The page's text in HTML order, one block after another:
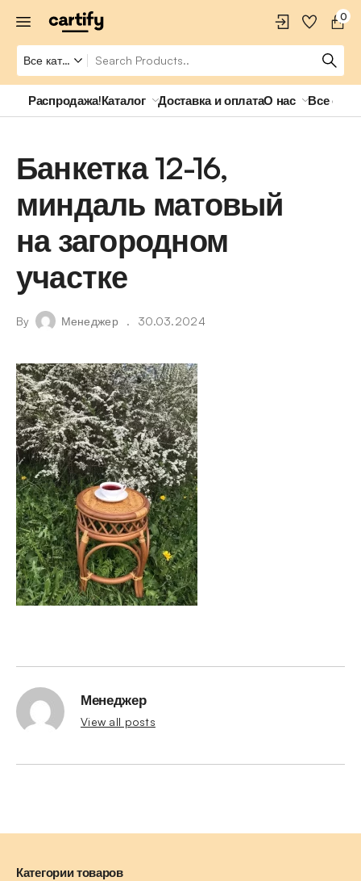
0
Распродажа!Каталог Доставка и оплатаО нас Все о
Банкетка 12-16,
миндаль матовый
на загородном
участке
By Менеджер 30.03.2024
Менеджер
View all posts
Категории товаров